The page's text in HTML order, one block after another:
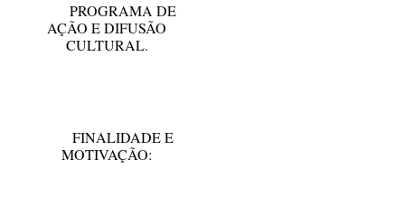
PROGRAMA DE
AÇÃO E DIFUSÃO
CULTURAL.
FINALIDADE E
MOTIVAÇÃO: